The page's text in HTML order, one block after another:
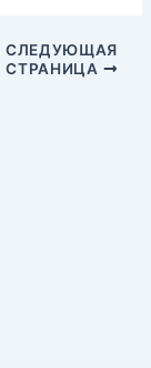
СЛЕДУЮЩАЯ
СТРАНИЦА